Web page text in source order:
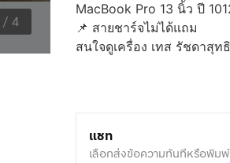
/ 4
MacBook Pro 13 นิ้ว ปี
📌 สายชาร์จไม่ได้แถม
สนใจดูเครื่อง เทส รัชดาสุท
แชท
เลือกส่งข้อความทันทีหรือพิม